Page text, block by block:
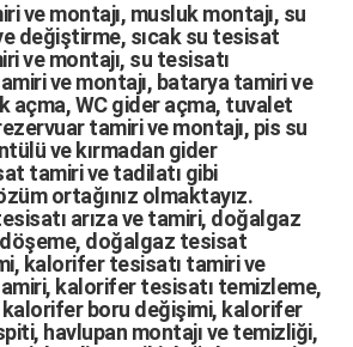
vemontajı, musluk montajı, su
değiştirme, sıcak su tesisat
vemontajı, su tesisatı
vemontajı, batarya tamirive
açma,WC gider açma, tuvalet
tamirive montajı, pis su
ve kırmadan gider
tamirivetadilatı gibi
ortağınız olmaktayız.
arızave tamiri, doğalgaz
doğalgaz tesisat
kalorifer tesisatı tamiri ve
kalorifer tesisatı temizleme,
boru değişimi, kalorifer
havlupan montajı ve temizliği,